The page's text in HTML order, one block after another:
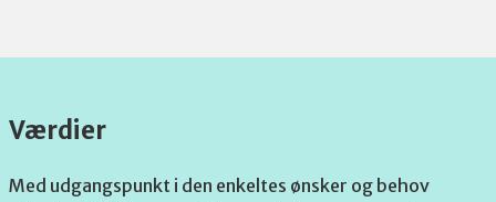
Værdier
Med udgangspunkt i den enkeltes ønsker og behov